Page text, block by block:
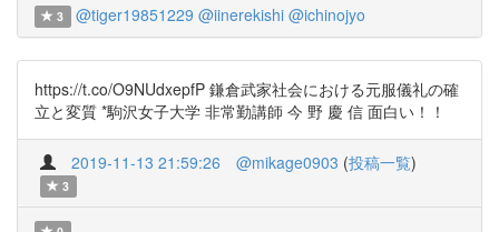
3 @tiger19851229 @iinerekishi @ichinojyo
https://t.co/O9NUdxepfP 鎌倉武家社会における元服儀礼の確
立と変質 *駒沢女子大学 非常勤講師 今 野 慶 信 面白い！！
2019-11-13 21:59:26 @mikage0903 (投稿一覧)
3